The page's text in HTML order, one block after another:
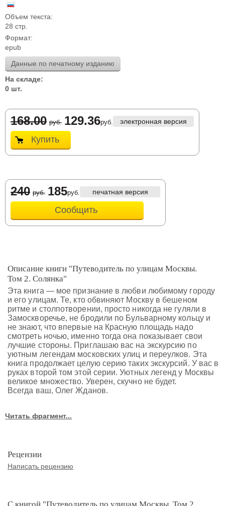
Объем текста:
28 стр.
Формат:
epub
Данные по печатному изданию
На складе:
0 шт.
168.00 руб. 129.36руб. электронная версия
Купить
240 руб. 185руб. печатная версия
Сообщить
Описание книги "Путеводитель по улицам Москвы.
Том 2. Солянка"
Эта книга — мое признание в любви любимому городу
и его улицам. Те, кто обвиняют Москву в бешеном
ритме и столпотворении, просто никогда не гуляли в
Замоскворечье, не бродили по Бульварному кольцу и
не знают, что впервые на Красную площадь надо
смотреть ночью, именно тогда она показывает свои
лучшие стороны. Приглашаю вас на экскурсию по
уютным легендам московских улиц и переулков. Эта
книга продолжает целую серию таких экскурсий. У вас в
руках второй том этой серии. Уютных легенд у Москвы
великое множество. Уверен, скучно не будет.
Всегда ваш, Олег Жданов.
Читать фрагмент...
Рецензии
Написать рецензию